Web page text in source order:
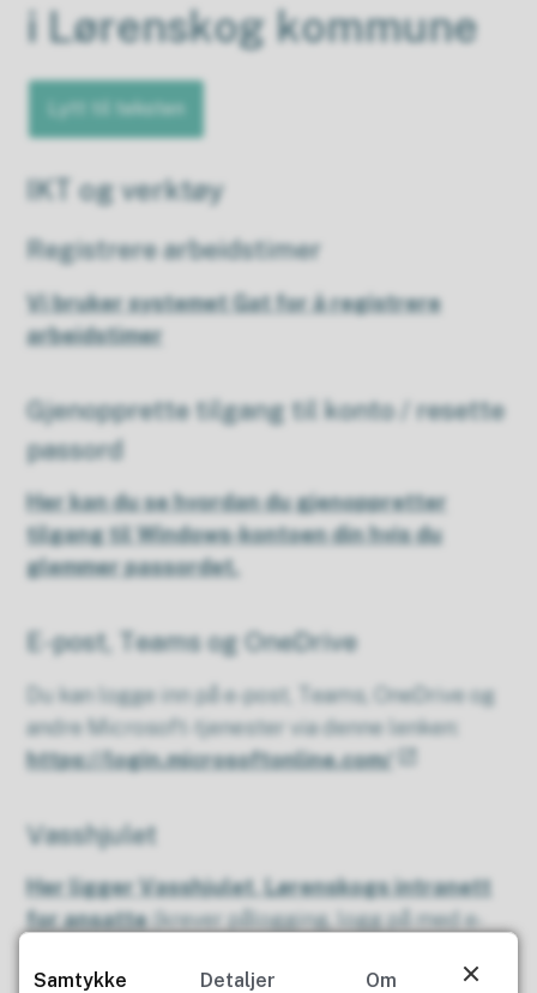
i Lørenskog kommune
Lytt til teksten
IKT og verktøy
Registrere arbeidstimer
Vi bruker systemet Gat for å registrere
arbeidstimer
Gjenopprette tilgang til konto / resette
passord
Her kan du se hvordan du gjenoppretter
tilgang til Windows-kontoen din hvis du
glemmer passordet.
E-post, Teams og OneDrive
Du kan logge inn på e-post, Teams, OneDrive og
andre Microsoft-tjenester via denne lenken:
https://login.microsoftonline.com/
Vasshjulet
Her ligger Vasshjulet, Lørenskogs intranett
for ansatte(krever pålogging, logg på med e-
Samtykke Detaljer
Om